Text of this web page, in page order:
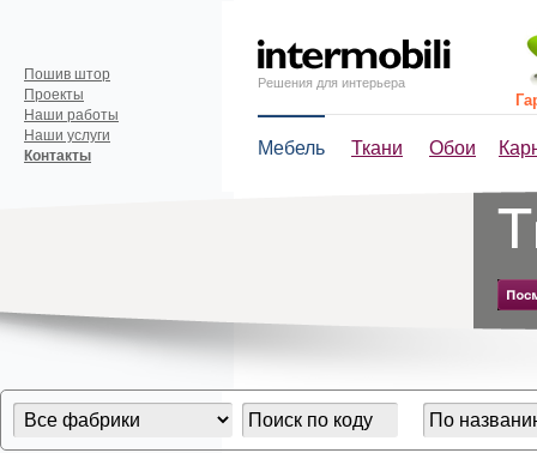
Решения для интерьера
Мебель Ткани Обои
Пошив штор
Проекты
Наши работы
Наши услуги
Контакты